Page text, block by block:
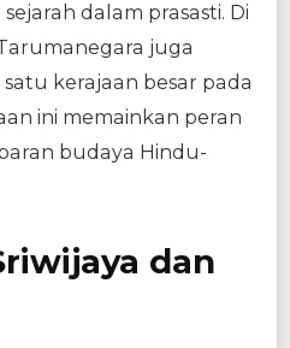
dalam prasasti. Di
juga
kerajaan besar pada
ini memainkan peran
budaya Hindu-
dan